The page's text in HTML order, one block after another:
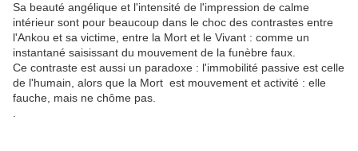
Sa beauté angélique et l'intensité de l'impression de calme
intérieur sont pour beaucoup dans le choc des contrastes entre
l'Ankou et sa victime, entre la Mort et le Vivant : comme un
instantané saisissant du mouvement de la funèbre faux.
Ce contraste est aussi un paradoxe : l'immobilité passive est celle
de l'humain, alors que la Mort est mouvement et activité : elle
fauche, mais ne chôme pas.